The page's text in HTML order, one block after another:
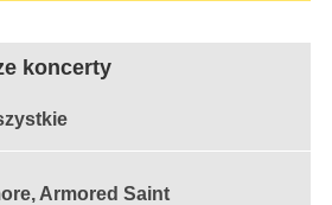
koncerty
Armored Saint